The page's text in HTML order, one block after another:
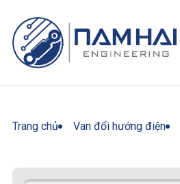
Trang chủ Van đổi hướng điện